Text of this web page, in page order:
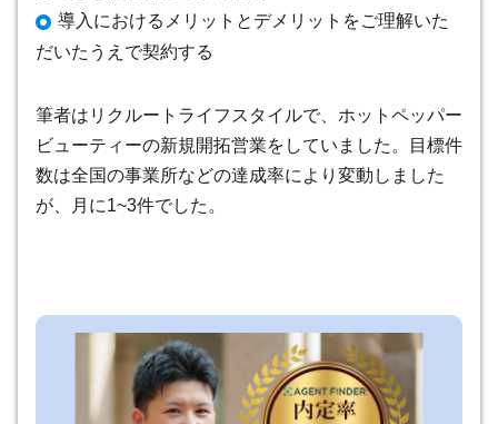
導入におけるメリットとデメリットをご理解いた
だいたうえで契約する
筆者はリクルートライフスタイルで、ホットペッパー
ビューティーの新規開拓営業をしていました。目標件
数は全国の事業所などの達成率により変動しました
が、月に1~3件でした。